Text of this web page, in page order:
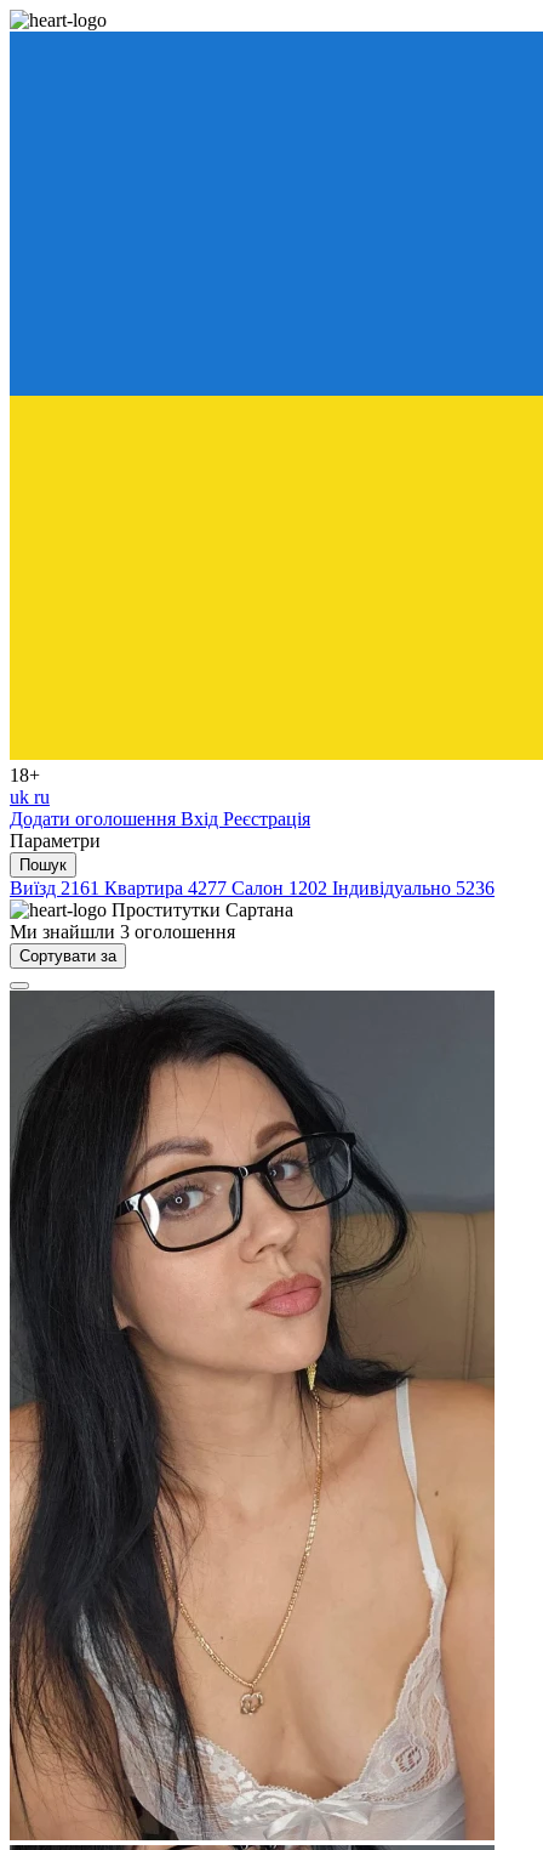
18+
uk ru
Додати оголошення Вхід Реєстрація
Параметри
Пошук
Виїзд 2161 Квартира 4277 Салон 1202 Індивідуально 5236
Проститутки Сартана
Ми знайшли 3 оголошення
Сортувати за